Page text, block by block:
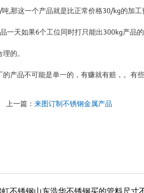
,那这一个产品就是比正常价格30/kg的加
一天如果6个工位同时打只能出300kg产品
的。
的产品不可能是单一的，有赚就有赔，。有
上一篇：来图订制不锈钢金属产品
不锈钢山东浩华不锈钢买的管料尺寸